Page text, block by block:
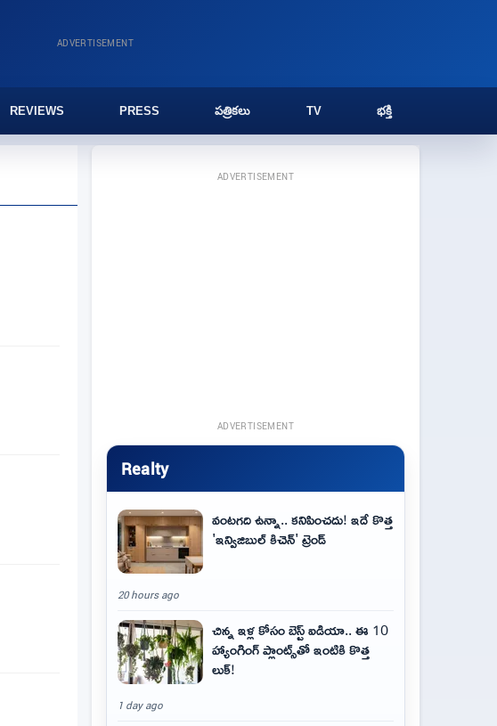
ADVERTISEMENT
REVIEWS PRESS పత్రికలు TV భక్తి
ADVERTISEMENT
ADVERTISEMENT
Realty
వంటగది ఉన్నా.. కనిపించదు! ఇదే కొత్త
'ఇన్విజిబుల్ కిచెన్' ట్రెండ్
20 hours ago
చిన్న ఇళ్ల కోసం బెస్ట్ ఐడియా.. ఈ 10
హ్యాంగింగ్ ప్లాంట్స్‌తో ఇంటికి కొత్త
లుక్!
1 day ago